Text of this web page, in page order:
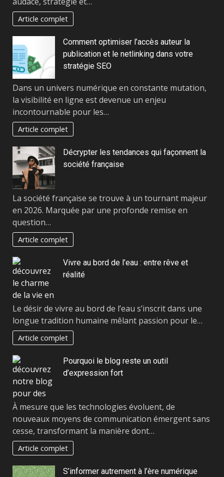
Article complet
Comment optimiser l’accès auteur la
publication et le netlinking dans votre
stratégie SEO
Dans un univers numérique en constante mutation,
la visibilité en ligne est devenue un enjeu
incontournable pour les…
Article complet
Décrypter les tendances qui façonnent la
société française
La société française se trouve à un tournant majeur
en 2026. Marquée par une profonde remise en
question…
Article complet
Vivre au bord de l’eau : entre rêve et
réalité
Le désir de vivre au bord de l’eau s’inscrit dans une
longue tradition humaine mêlant passion pour le…
Article complet
Pourquoi le blog reste un outil
d’expression fort
À mesure que les technologies évoluent, de
nouveaux moyens de communication émergent sans
cesse, transformant la manière dont…
Article complet
S’informer autrement à l’ère numérique